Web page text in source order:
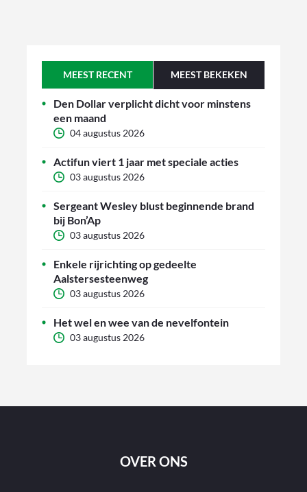
MEEST RECENT MEEST BEKEKEN
Den Dollar verplicht dicht voor minstens
een maand
04 augustus 2026
Actifun viert 1 jaar met speciale acties
03 augustus 2026
Sergeant Wesley blust beginnende brand
bij Bon’Ap
03 augustus 2026
Enkele rijrichting op gedeelte
Aalstersesteenweg
03 augustus 2026
Het wel en wee van de nevelfontein
03 augustus 2026
OVER ONS